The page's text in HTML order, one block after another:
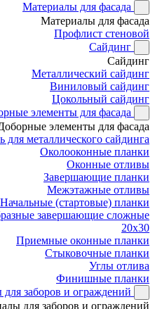
Материалы для фасада
Материалы для фасада
Профлист стеновой
Сайдинг
Сайдинг
Металлический сайдинг
Виниловый сайдинг
Цокольный сайдинг
элементы для фасада
элементы для фасада
для металлического сайдинга
Околооконные планки
Оконные отливы
Завершающие планки
Межэтажные отливы
Начальные (стартовые) планки
завершающие сложные
20x30
Приемные оконные планки
Стыковочные планки
Углы отлива
Финишные планки
заборов и ограждений
для заборов и ограждений